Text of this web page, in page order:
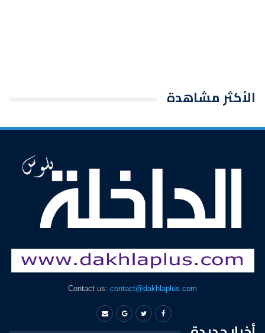
الأكثر مشاهدة
Contact us: contact@dakhlaplus.com